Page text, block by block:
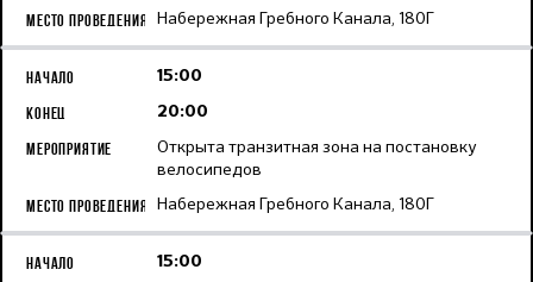
Набережная Гребного Канала, 180Г
15:00
20:00
Открыта транзитная зона на постановку
велосипедов
Набережная Гребного Канала, 180Г
15:00